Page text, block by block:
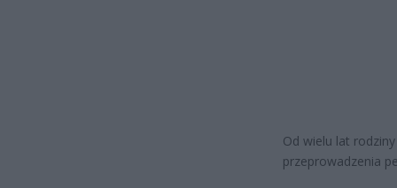
Od wielu lat
przeprowadzenia